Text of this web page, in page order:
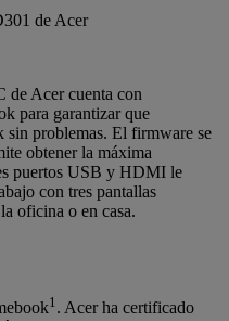
de Acer
de Acer cuenta con
para garantizar que
sin problemas. El firmware se
obtener la máxima
puertos USB y HDMI le
con tres pantallas
oficina o en casa.
1 . Acer ha certificado